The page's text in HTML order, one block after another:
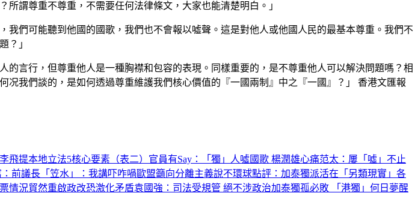
謂尊重不尊重，不需要任何法律條文，大家也能清楚明白。」
們可能聽到他國的國歌，我們也不會報以噓聲。這是對他人或他國人民的最基本尊重。我們不
？」
言行，但尊重他人是一種胸襟和包容的表現。同樣重要的，是不尊重他人可以解決問題嗎？相
我們談的，是如何透過尊重維護我們核心價值的『一國兩制』中之『一國』？」 香港文匯報
李飛提本地立法5核心要素（表二） 官員有Say：「獨」人噓國歌 楊潤雄心痛范太：屢「噓」不止
前議長「笠水」：我講吓咋喎歐盟籲向分離主義說不環球點評：加泰獨派活在「另類現實」 各
情況貿然重啟政改恐激化矛盾袁國強：司法受規管 絕不涉政治加泰獨孤必敗 「港獨」何日夢醒